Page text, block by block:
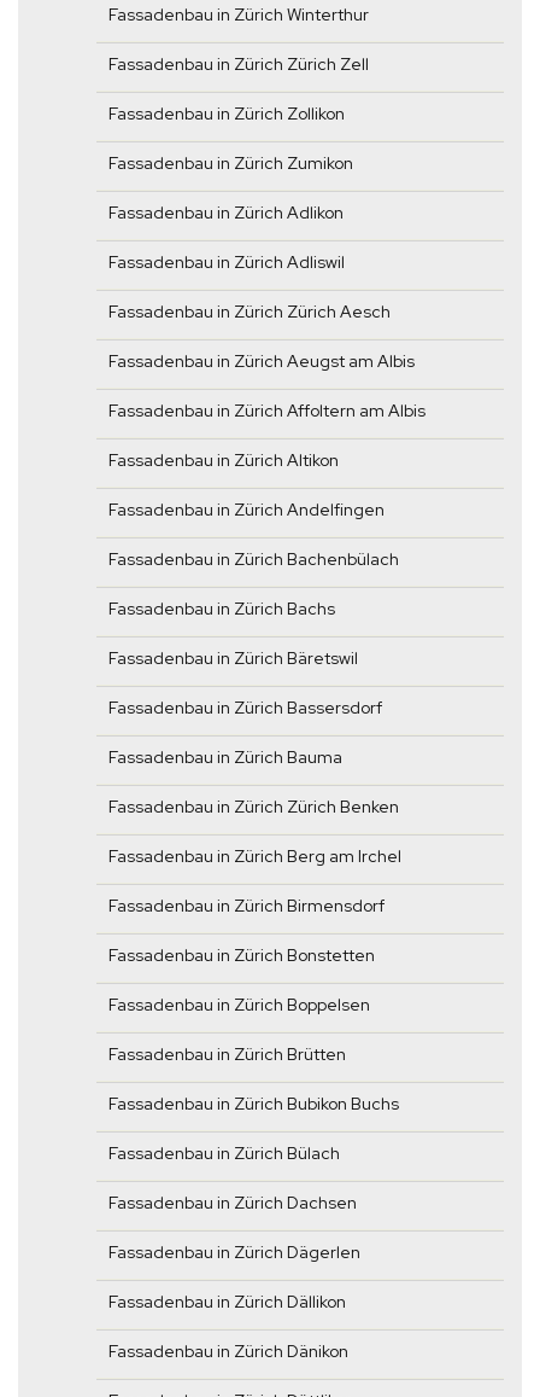
Fassadenbau in Zürich Winterthur
Fassadenbau in Zürich Zürich Zell
Fassadenbau in Zürich Zollikon
Fassadenbau in Zürich Zumikon
Fassadenbau in Zürich Adlikon
Fassadenbau in Zürich Adliswil
Fassadenbau in Zürich Zürich Aesch
Fassadenbau in Zürich Aeugst am Albis
Fassadenbau in Zürich Affoltern am Albis
Fassadenbau in Zürich Altikon
Fassadenbau in Zürich Andelfingen
Fassadenbau in Zürich Bachenbülach
Fassadenbau in Zürich Bachs
Fassadenbau in Zürich Bäretswil
Fassadenbau in Zürich Bassersdorf
Fassadenbau in Zürich Bauma
Fassadenbau in Zürich Zürich Benken
Fassadenbau in Zürich Berg am Irchel
Fassadenbau in Zürich Birmensdorf
Fassadenbau in Zürich Bonstetten
Fassadenbau in Zürich Boppelsen
Fassadenbau in Zürich Brütten
Fassadenbau in Zürich Bubikon Buchs
Fassadenbau in Zürich Bülach
Fassadenbau in Zürich Dachsen
Fassadenbau in Zürich Dägerlen
Fassadenbau in Zürich Dällikon
Fassadenbau in Zürich Dänikon